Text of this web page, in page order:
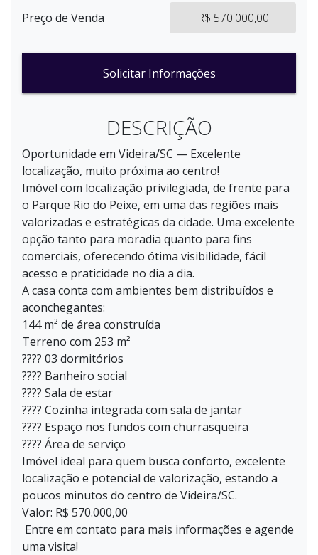
Preço de Venda R$ 570.000,00
Solicitar Informações
DESCRIÇÃO
Oportunidade em Videira/SC — Excelente
localização, muito próxima ao centro!
Imóvel com localização privilegiada, de frente para
o Parque Rio do Peixe, em uma das regiões mais
valorizadas e estratégicas da cidade. Uma excelente
opção tanto para moradia quanto para fins
comerciais, oferecendo ótima visibilidade, fácil
acesso e praticidade no dia a dia.
A casa conta com ambientes bem distribuídos e
aconchegantes:
144 m² de área construída
Terreno com 253 m²
???? 03 dormitórios
???? Banheiro social
???? Sala de estar
???? Cozinha integrada com sala de jantar
???? Espaço nos fundos com churrasqueira
???? Área de serviço
Imóvel ideal para quem busca conforto, excelente
localização e potencial de valorização, estando a
poucos minutos do centro de Videira/SC.
Valor: R$ 570.000,00
Entre em contato para mais informações e agende
uma visita!